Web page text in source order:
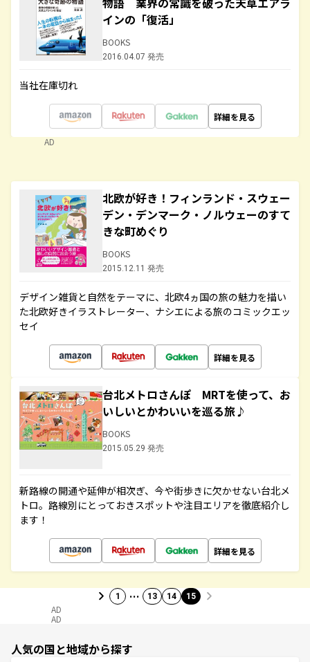
インの「復活」
BOOKS
2016.04.07 発売
当社在庫切れ
詳細を見る
AD
北欧が好き！フィンランド・スウェー
デン・デンマーク・ノルウェーのすて
きな町めぐり
BOOKS
2015.12.11 発売
デザイン雑貨と自然をテーマに、北欧4ヵ国の旅の魅力を描い
た北欧好きイラストレーター、ナシエによる旅のコミックエッ
セイ
詳細を見る
台北メトロさんぽ MRTを使って、お
いしいとかわいいを巡る旅♪
BOOKS
2015.05.29 発売
新路線の開通や延伸が相次ぎ、今や街歩きに欠かせない台北メ
トロ。路線別にとっておきスポットや注目エリアを徹底紹介し
ます！
詳細を見る
1 … 13 14 15
AD
AD
人気の国と地域から探す